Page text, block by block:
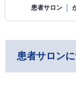
患者サロン
患者サロン